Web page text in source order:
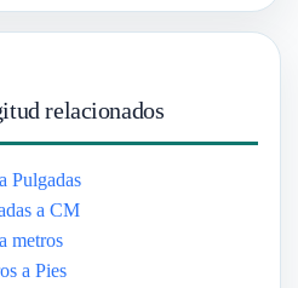
relacionados
Pulgadas
a CM
metros
a Pies